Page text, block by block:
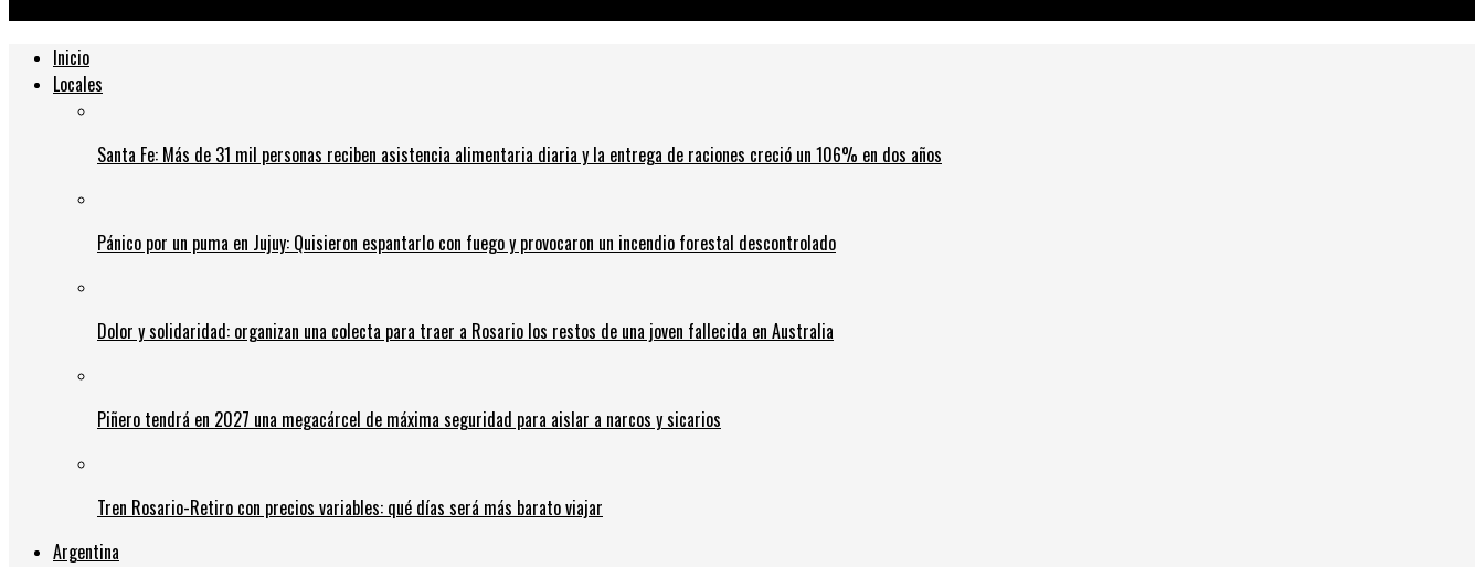
Inicio
Locales
Santa Fe: Más de 31 mil personas reciben asistencia alimentaria diaria y la entrega de raciones creció un 106% en dos años
Pánico por un puma en Jujuy: Quisieron espantarlo con fuego y provocaron un incendio forestal descontrolado
Dolor y solidaridad: organizan una colecta para traer a Rosario los restos de una joven fallecida en Australia
Piñero tendrá en 2027 una megacárcel de máxima seguridad para aislar a narcos y sicarios
Tren Rosario-Retiro con precios variables: qué días será más barato viajar
Argentina